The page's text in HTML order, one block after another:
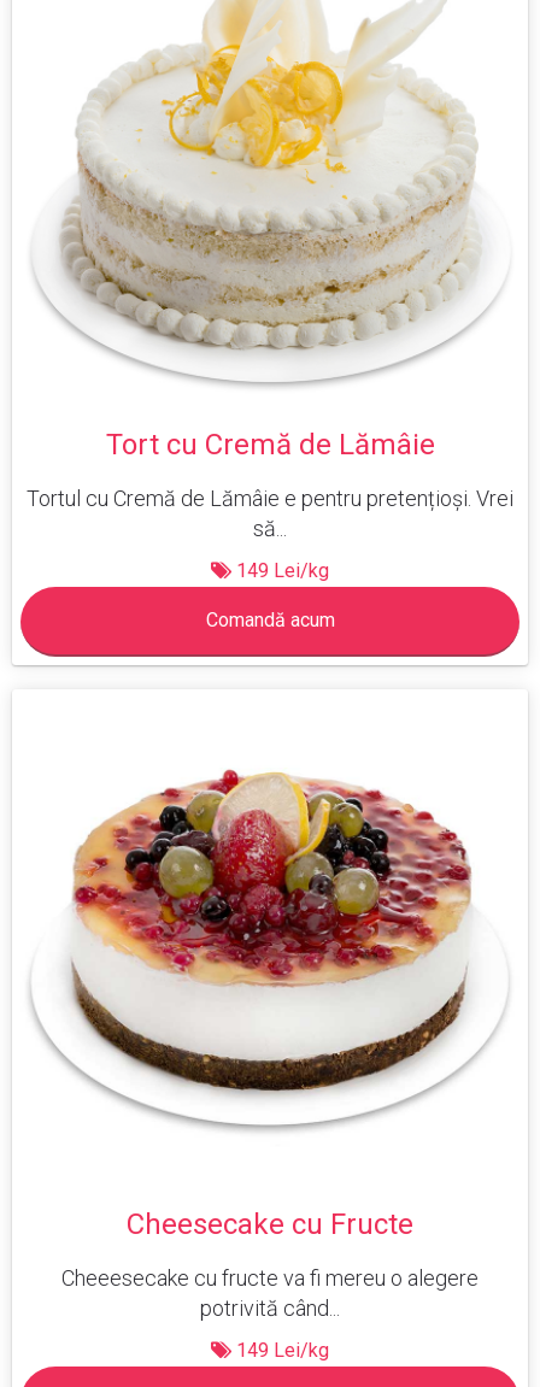
Tort cu Cremă de Lămâie
Tortul cu Cremă de Lămâie e pentru pretențioși. Vrei
să...
149 Lei/kg
Comandă acum
Cheesecake cu Fructe
Cheeesecake cu fructe va fi mereu o alegere
potrivită când...
149 Lei/kg